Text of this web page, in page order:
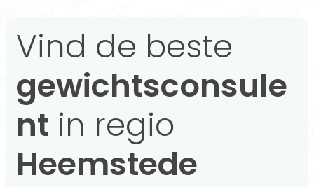
Vind de beste
gewichtsconsule
nt in regio
Heemstede